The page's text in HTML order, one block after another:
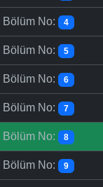
Bölüm No: 4
Bölüm No: 5
Bölüm No: 6
Bölüm No: 7
Bölüm No: 8
Bölüm No: 9